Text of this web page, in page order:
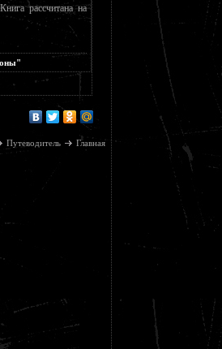
рассчитана на
Путеводитель Главная